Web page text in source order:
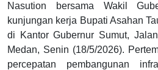
Nasution bersama Wakil
kunjungan kerja Bupati Asahan
di Kantor Gubernur Sumut,
Medan, Senin (18/5/2026).
percepatan pembangunan